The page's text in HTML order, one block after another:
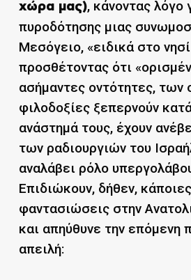
χώρα μας), κάνοντας λόγο
πυροδότησης μιας
Μεσόγειο, «ειδικά στο
προσθέτοντας ότι
ασήμαντες οντότητες, των
φιλοδοξίες ξεπερνούν
ανάστημά τους, έχουν
των ραδιουργιών του
αναλάβει ρόλο
Επιδιώκουν, δήθεν,
φαντασιώσεις στην
και απηύθυνε την επόμενη
απειλή: